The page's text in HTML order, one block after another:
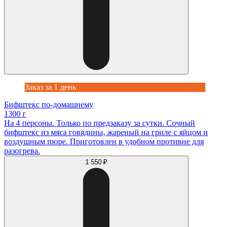
Заказ за 1 день
Бифштекс по-домашнему
1300 г
На 4 персоны. Только по предзаказу за сутки. Сочный
бифштекс из мяса говядины, жареный на гриле с яйцом и
воздушным пюре. Приготовлен в удобном противне для
разогрева.
1 550 ₽